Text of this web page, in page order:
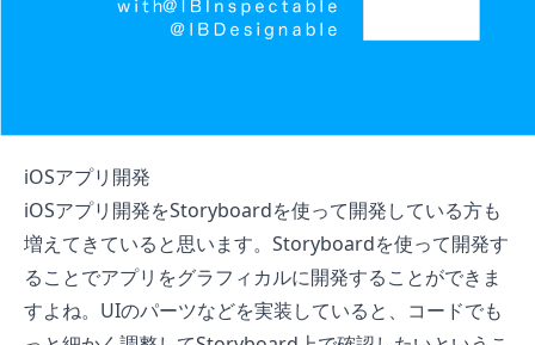
iOSアプリ開発
iOSアプリ開発をStoryboardを使って開発している方も
増えてきていると思います。Storyboardを使って開発す
ることでアプリをグラフィカルに開発することができま
すよね。UIのパーツなどを実装していると、コードでも